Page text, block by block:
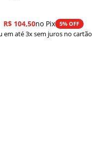
R$104,50no Pix 5% OFF
em até 3x sem juros no cartão